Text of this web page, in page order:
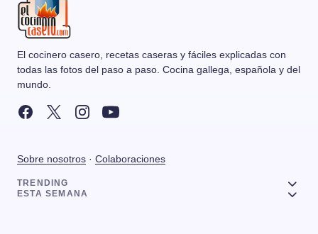
El cocinero casero, recetas caseras y fáciles explicadas con
todas las fotos del paso a paso. Cocina gallega, española y del
mundo.
Sobre nosotros · Colaboraciones
TRENDING
ESTA SEMANA